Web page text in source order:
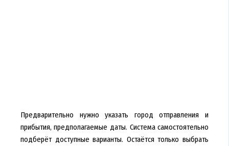
Предварительно нужно указать город отправления и
прибытия, предполагаемые даты. Система самостоятельно
подберёт доступные варианты. Остаётся только выбрать